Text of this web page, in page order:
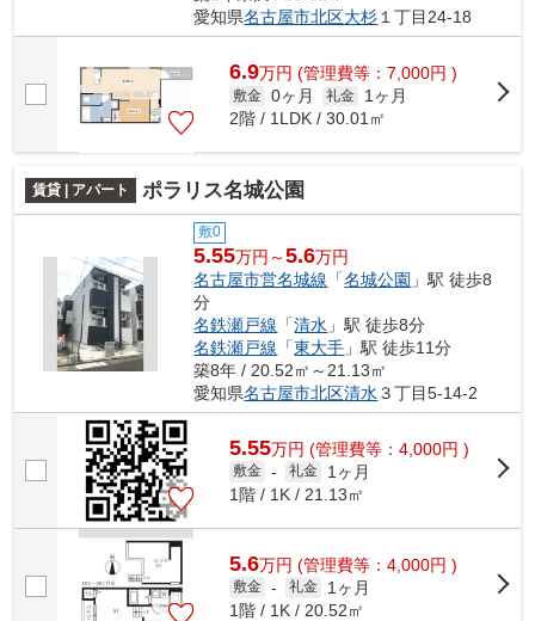
愛知県名古屋市北区大杉１丁目24-18
6.9万円 (管理費等：7,000円 )
敷金 0ヶ月 礼金
1ヶ月
2階 / 1LDK / 30.01㎡
賃貸 | アパート ポラリス名城公園
敷0
5.55万円～5.6万円
名古屋市営名城線 「名城公園 」駅 徒歩8
分
名鉄瀬戸線 「清水 」駅 徒歩8分
名鉄瀬戸線 「東大手 」駅 徒歩11分
築8年 / 20.52㎡～21.13㎡
愛知県名古屋市北区清水３丁目5-14-2
5.55万円 (管理費等：4,000円 )
敷金 - 礼金
1ヶ月
1階 / 1K / 21.13㎡
5.6万円 (管理費等：4,000円 )
敷金 - 礼金
1ヶ月
1階 / 1K / 20.52㎡